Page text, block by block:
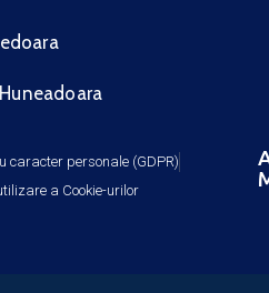
caracter personale (GDPR)
a Cookie-urilor